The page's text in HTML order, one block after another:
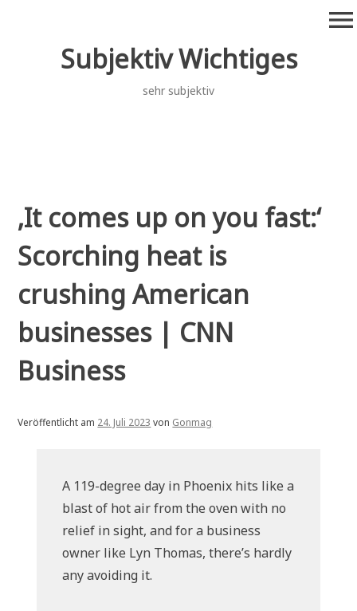
Subjektiv Wichtiges
sehr subjektiv
menu
‚It comes up on you fast:‘
Scorching heat is
crushing American
businesses | CNN
Business
Veröffentlicht am 24. Juli 2023 von Gonmag
A 119-degree day in Phoenix hits like a
blast of hot air from the oven with no
relief in sight, and for a business
owner like Lyn Thomas, there’s hardly
any avoiding it.